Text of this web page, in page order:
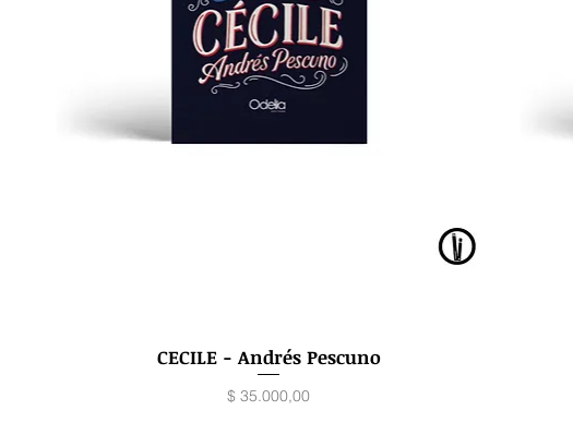
Vista rápida
CECILE - Andrés Pescuno
Precio
$ 35.000,00